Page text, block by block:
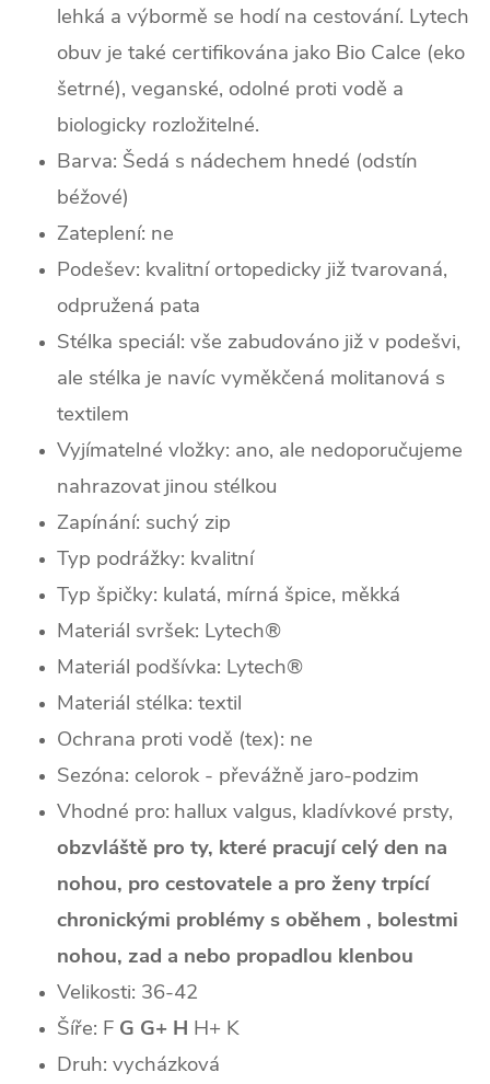
lehká a výbormě se hodí na cestování. Lytech
obuv je také certifikována jako Bio Calce (eko
šetrné), veganské, odolné proti vodě a
biologicky rozložitelné.
Barva: Šedá s nádechem hnedé (odstín
béžové)
Zateplení: ne
Podešev: kvalitní ortopedicky již tvarovaná,
odpružená pata
Stélka speciál: vše zabudováno již v podešvi,
ale stélka je navíc vyměkčená molitanová s
textilem
Vyjímatelné vložky: ano, ale nedoporučujeme
nahrazovat jinou stélkou
Zapínání: suchý zip
Typ podrážky: kvalitní
Typ špičky: kulatá, mírná špice, měkká
Materiál svršek: Lytech®
Materiál podšívka: Lytech®
Materiál stélka: textil
Ochrana proti vodě (tex): ne
Sezóna: celorok - převážně jaro-podzim
Vhodné pro: hallux valgus, kladívkové prsty,
obzvláště pro ty, které pracují celý den na
nohou, pro cestovatele a pro ženy trpící
chronickými problémy s oběhem , bolestmi
nohou, zad a nebo propadlou klenbou
Velikosti: 36-42
Šíře: F G G+ H H+ K
Druh: vycházková